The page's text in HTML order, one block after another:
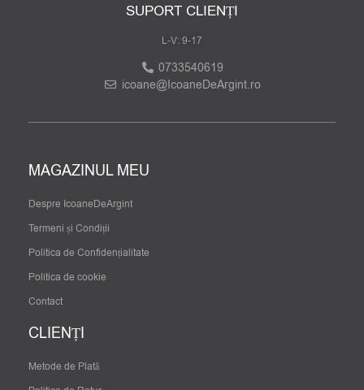
SUPORT CLIENȚI
L-V: 9-17
0733540619
icoane@IcoaneDeArgint.ro
MAGAZINUL MEU
Despre IcoaneDeArgint
Termeni și Condiții
Politica de Confidențialitate
Politica de cookie
Contact
CLIENȚI
Metode de Plată